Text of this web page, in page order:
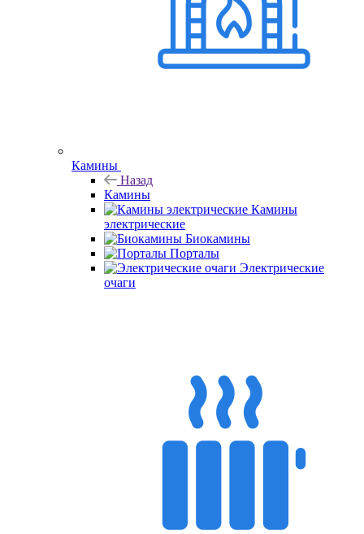
Камины
Назад
Камины
Камины
электрические
Биокамины
Порталы
Электрические
очаги